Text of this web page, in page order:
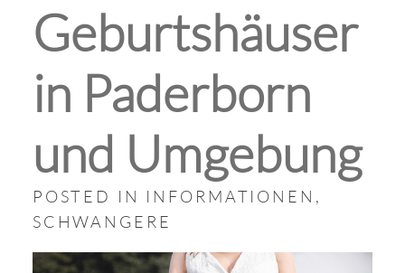
Geburtshäuser
in Paderborn
und Umgebung
POSTED IN INFORMATIONEN ,
SCHWANGERE